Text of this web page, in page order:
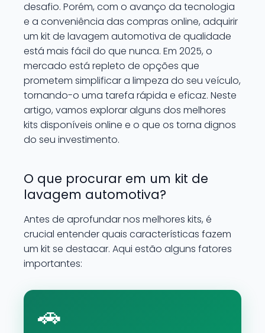
desafio. Porém, com o avanço da tecnologia
e a conveniência das compras online, adquirir
um kit de lavagem automotiva de qualidade
está mais fácil do que nunca. Em 2025, o
mercado está repleto de opções que
prometem simplificar a limpeza do seu veículo,
tornando-o uma tarefa rápida e eficaz. Neste
artigo, vamos explorar alguns dos melhores
kits disponíveis online e o que os torna dignos
do seu investimento.
O que procurar em um kit de
lavagem automotiva?
Antes de aprofundar nos melhores kits, é
crucial entender quais características fazem
um kit se destacar. Aqui estão alguns fatores
importantes:
🚗